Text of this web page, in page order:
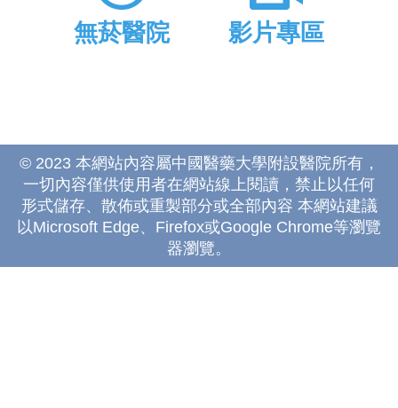
無菸醫院 影片專區
© 2023 本網站內容屬中國醫藥大學附設醫院所有，
一切內容僅供使用者在網站線上閱讀，禁止以任何
形式儲存、散佈或重製部分或全部內容 本網站建議
以Microsoft Edge、Firefox或Google Chrome等瀏覽
器瀏覽。